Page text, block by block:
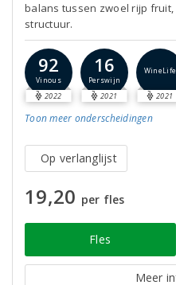
balans tussen zwoel rijp
structuur.
92
Vinous
2022
16
Perswijn
2021
WineLife
2021
Toon meer onderscheidingen
Op verlanglijst
19,20 per fles
Fles
Meer